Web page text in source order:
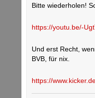
Bitte wiederholen!
https://youtu.be/-
Und erst Recht,
BVB, für nix.
https://